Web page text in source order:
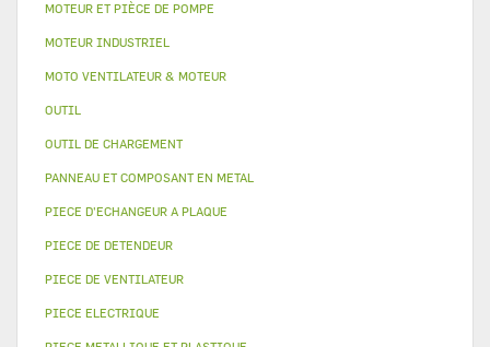
MOTEUR ET PIÈCE DE POMPE
MOTEUR INDUSTRIEL
MOTO VENTILATEUR & MOTEUR
OUTIL
OUTIL DE CHARGEMENT
PANNEAU ET COMPOSANT EN METAL
PIECE D'ECHANGEUR A PLAQUE
PIECE DE DETENDEUR
PIECE DE VENTILATEUR
PIECE ELECTRIQUE